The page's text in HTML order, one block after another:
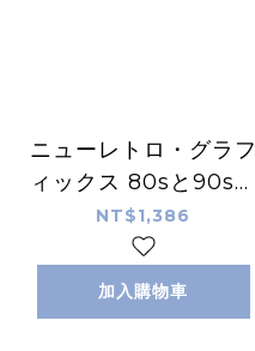
ニューレトロ・グラフ
ィックス 80sと90sが
交差する最前線デザイ
ン
NT$1,386
加入購物車